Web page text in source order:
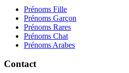
Prénoms Fille
Prénoms Garçon
Prénoms Rares
Prénoms Chat
Prénoms Arabes
Contact